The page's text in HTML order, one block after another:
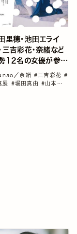
里穂・池田エライ
三吉彩花・奈緒など
12名の女優が参
写真展「私が撮りた
た女優展 in
／奈緒 #三吉彩花#
展 #堀田真由 #山本春